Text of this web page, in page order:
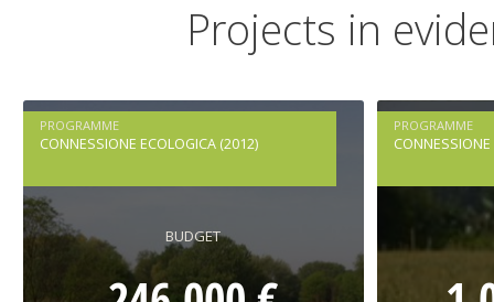
Projects in
PROGRAMME
CONNESSIONE ECOLOGICA (2012)
BUDGET
PROGRAMME